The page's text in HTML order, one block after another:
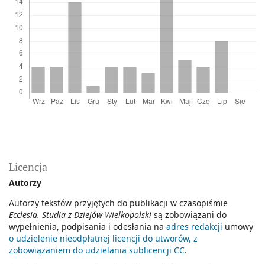
Licencja
Autorzy
Autorzy tekstów przyjętych do publikacji w czasopiśmie
Ecclesia. Studia z Dziejów Wielkopolski są zobowiązani do
wypełnienia, podpisania i odesłania na adres redakcji umowy
o udzielenie nieodpłatnej licencji do utworów, z
zobowiązaniem do udzielania sublicencji CC.